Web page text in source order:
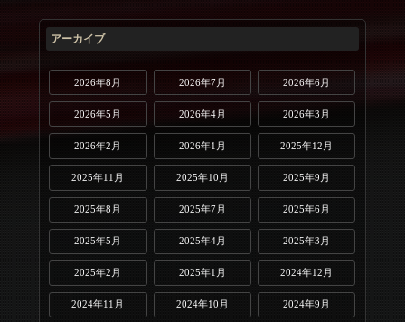
アーカイブ
2026年8月 2026年7月 2026年6月
2026年5月 2026年4月 2026年3月
2026年2月 2026年1月 2025年12月
2025年11月 2025年10月 2025年9月
2025年8月 2025年7月 2025年6月
2025年5月 2025年4月 2025年3月
2025年2月 2025年1月 2024年12月
2024年11月 2024年10月 2024年9月